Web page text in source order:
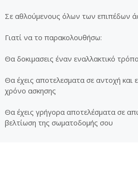
Σε αθλούμενους όλων των επιπέδων
Γιατί να το παρακολουθήσω:
Θα δοκιμασεις έναν εναλλακτικό
Θα έχεις αποτελεσματα σε αντοχή και
χρόνο ασκησης
Θα έχεις γρήγορα αποτελέσματα σε
βελτίωση της σωματοδομής σου